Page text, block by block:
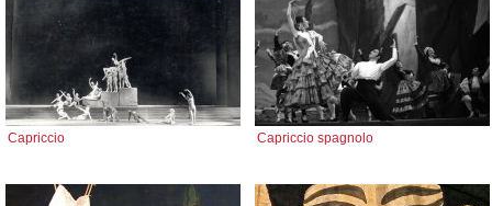
Capriccio Capriccio spagnolo